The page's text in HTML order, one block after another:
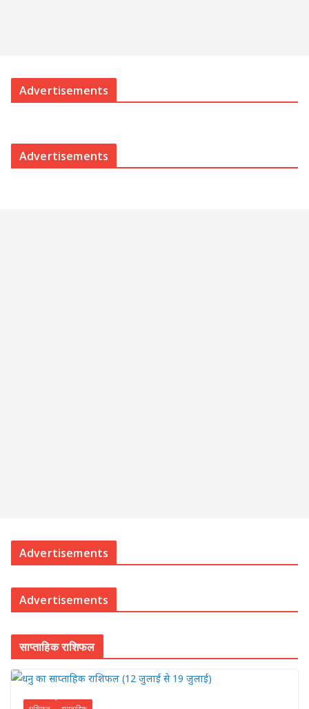
Advertisements
Advertisements
Advertisements
Advertisements
साप्ताहिक राशिफल